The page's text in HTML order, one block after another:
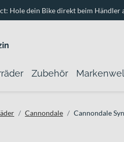
Hole dein Bike direkt beim Händler
Zubehör
Cannondale Cannondale